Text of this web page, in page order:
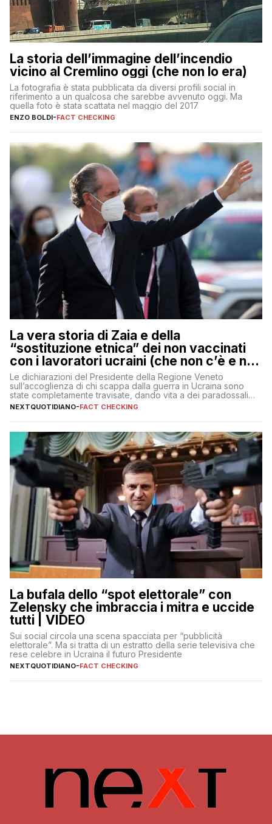
La storia dell’immagine dell’incendio
vicino al Cremlino oggi (che non lo era)
La fotografia è stata pubblicata da diversi profili social in
riferimento a un qualcosa che sarebbe avvenuto oggi. Ma
quella foto è stata scattata nel maggio del 2017
ENZO BOLDI-FACT CHECKING
La vera storia di Zaia e della
“sostituzione etnica” dei non vaccinati
con i lavoratori ucraini (che non c’è e non
ci sarà)
Le dichiarazioni del Presidente della Regione Veneto
sull’accoglienza di chi scappa dalla guerra in Ucraina sono
state completamente travisate, dando vita a dei paradossali
falsi che girano sui social
NEXTQUOTIDIANO-FACT CHECKING
La bufala dello “spot elettorale” con
Zelensky che imbraccia i mitra e uccide
tutti | VIDEO
Sui social circola una scena spacciata per “pubblicità
elettorale”. Ma si tratta di un estratto della serie televisiva che
rese celebre in Ucraina il futuro Presidente
NEXTQUOTIDIANO-FACT CHECKING